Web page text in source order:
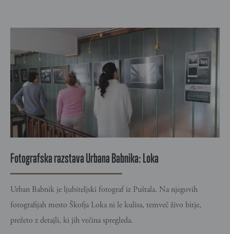
Fotografska razstava Urbana Babnika: Loka
Urban Babnik je ljubiteljski fotograf iz Puštala. Na njegovih
fotografijah mesto Škofja Loka ni le kulisa, temveč živo bitje,
prežeto z detajli, ki jih večina spregleda.